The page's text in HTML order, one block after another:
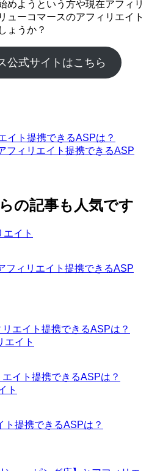
めようという方や現在アフィリ
ューコマースのアフィリエイト
ょうか？
公式サイトはこちら
イト提携できるASPは？
フィリエイト提携できるASP
エイト
フィリエイト提携できるASP
エイト提携できるASPは？
エイト
イト提携できるASPは？
ト
ト提携できるASPは？